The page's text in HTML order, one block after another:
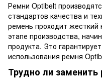
Ремни Optibelt
стандартов качества и
ремень проходит жесткий
этапе производства,
продукта. Это
использования ремня
Трудно ли